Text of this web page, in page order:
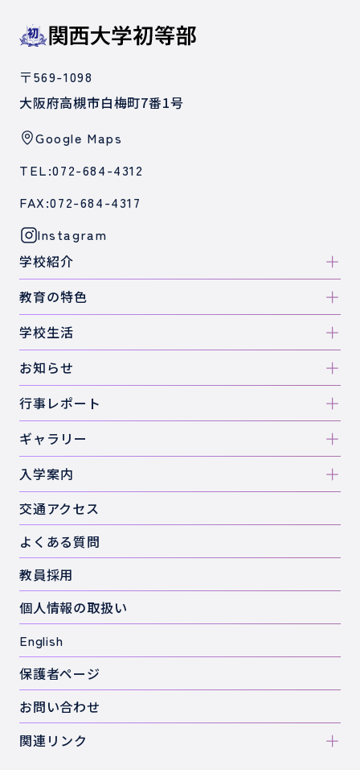
〒569-1098
大阪府高槻市白梅町7番1号
Google Maps
TEL:072-684-4312
FAX:072-684-4317
Instagram
学校紹介
教育の特色
学校生活
お知らせ
行事レポート
ギャラリー
入学案内
交通アクセス
よくある質問
教員採用
個人情報の取扱い
English
保護者ページ
お問い合わせ
関連リンク